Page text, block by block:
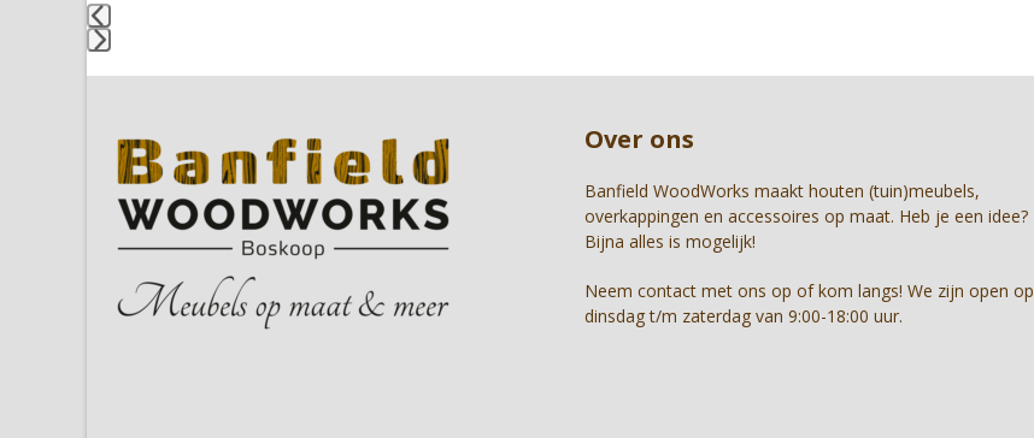
the
first
Over ons
Banfield WoodWorks maakt houten (tuin)meubels,
overkappingen en accessoires op maat. Heb je een idee?
Bijna alles is mogelijk!
Neem contact met ons op of kom langs! We zijn open op
dinsdag t/m zaterdag van 9:00-18:00 uur.